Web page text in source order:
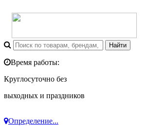
Время работы:
Круглосуточно без
выходных и праздников
Определение...